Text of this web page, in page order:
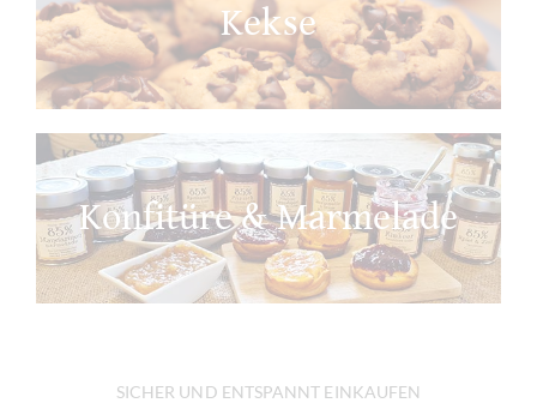
Kekse
Konfitüre & Marmelade
SICHER UND ENTSPANNT EINKAUFEN